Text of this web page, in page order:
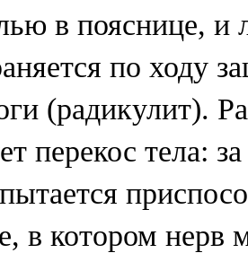
в пояснице, и
по ходу
(радикулит).
перекос тела:
в котором нерв